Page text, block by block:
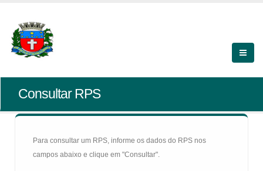
Consultar RPS
Para consultar um RPS, informe os dados do RPS nos
campos abaixo e clique em "Consultar".